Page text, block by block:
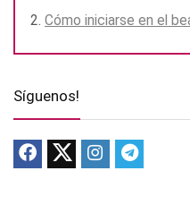
Cómo iniciarse en el
Síguenos!